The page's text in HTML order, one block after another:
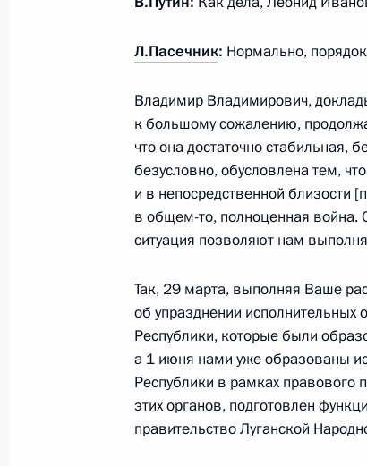
школ с обучением на русском
1 сентября 2023 года, 14:20
31 августа 2023 года, четверг
Совещание по вопросам
31 августа 2023 года, 17:45
30 августа 2023 года, среда
Встреча с председателем
Л.Пасечник: Нормально,
Владимир Владимирович,
к большому сожалению,
что она достаточно стабильная,
безусловно, обусловлена тем,
и в непосредственной близости
в общем-то, полноценная война.
ситуация позволяют нам
Так, 29 марта, выполняя Ваше
об упразднении исполнительных
Республики, которые были
а 1 июня нами уже образованы
Республики в рамках правового
этих органов, подготовлен
правительство Луганской